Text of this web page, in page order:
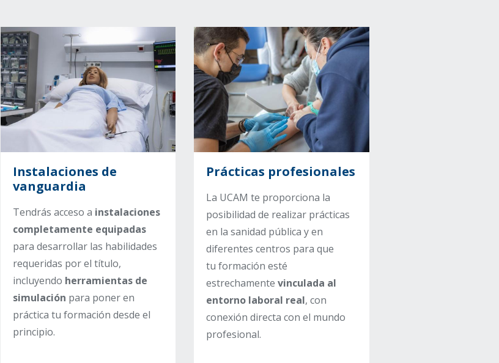
Image
Instalaciones de
vanguardia
Tendrás acceso a instalaciones
completamente equipadas
para desarrollar las habilidades
requeridas por el título,
incluyendo herramientas de
simulación para poner en
práctica tu formación desde el
principio.
Image
Prácticas profesionales
La UCAM te proporciona la
posibilidad de realizar prácticas
en la sanidad pública y en
diferentes centros para que
tu formación esté
estrechamentevinculada al
entorno laboral real, con
conexión directa con el mundo
profesional.